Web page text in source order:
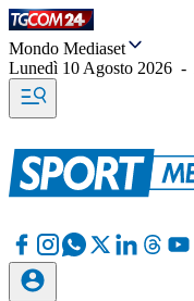
Mondo Mediaset
Lunedì 10 Agosto 2026 -